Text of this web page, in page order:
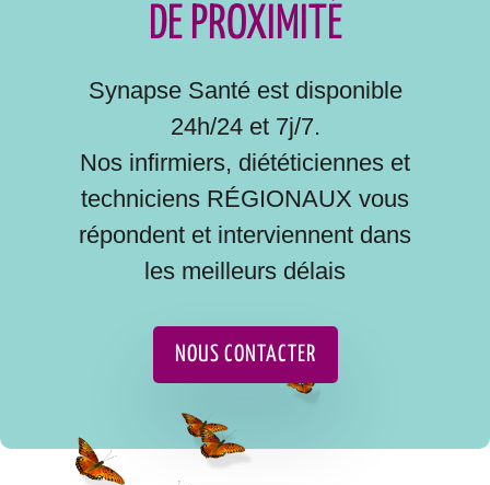
DE PROXIMITÉ
Synapse Santé est disponible
24h/24 et 7j/7.
Nos infirmiers, diététiciennes et
techniciens RÉGIONAUX vous
répondent et interviennent dans
les meilleurs délais
NOUS CONTACTER